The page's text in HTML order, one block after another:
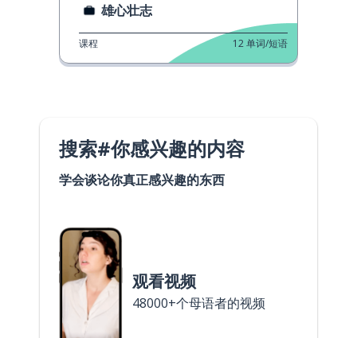
雄心壮志
课程 12单词/短语
搜索#你感兴趣的内容
学会谈论你真正感兴趣的东西
观看视频
48000+个母语者的视频